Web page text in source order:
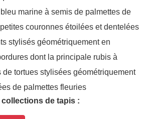
marine à semis de palmettes de
couronnes étoilées et dentelées
stylisés géométriquement en
dont la principale rubis à
tortues stylisées géométriquement
de palmettes fleuries
de tapis :